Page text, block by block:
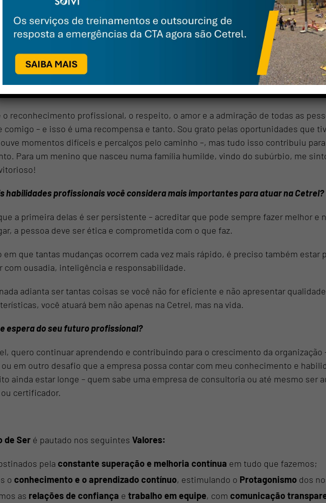
em perceber que consegui lidar com as diferentes formas de trabalhar, as
as metas e buscando sempre manter uma relação justa e saudável com
você avalia seu crescimento profissional na empresa?
crescimento como sendo muito bom. Busquei fundamentar minha carreira
e muito trabalho.
o reconhecimento profissional, o respeito, o amor e a admiração de todas as
comigo – e isso é uma recompensa e tanto. Sou grato pelas oportunidades que
momentos difíceis e percalços pelo caminho –, mas tudo isso contribuiu
Para um menino que nasceu numa família humilde, vindo do subúrbio, me
habilidades profissionais você considera mais importantes para atuar na Cetrel?
a primeira delas é ser persistente – acreditar que pode sempre fazer melhor e
a pessoa deve ser ética e comprometida com o que faz.
em que tantas mudanças ocorrem cada vez mais rápido, é preciso também estar
com ousadia, inteligência e responsabilidade.
adianta ser tantas coisas se você não for eficiente e não apresentar
você atuará bem não apenas na Cetrel, mas na vida.
espera do seu futuro profissional?
quero continuar aprendendo e contribuindo para o crescimento da organização
em outro desafio que a empresa possa contar com meu conhecimento e
ainda estar longe – quem sabe uma empresa de consultoria ou até mesmo ser
certificador.
de Ser é pautado nos seguintes Valores:
pela constante superação e melhoria contínua em tudo que fazemos;
o conhecimento e o aprendizado contínuo, estimulando o Protagonismodos
as relações de confiança e trabalho em equipe, com comunicação
Nome
Whatsapp
Estou de acordo com a Política de Privacidade e com o fornecimento dos meus
FALAR COM ESPECIALISTA